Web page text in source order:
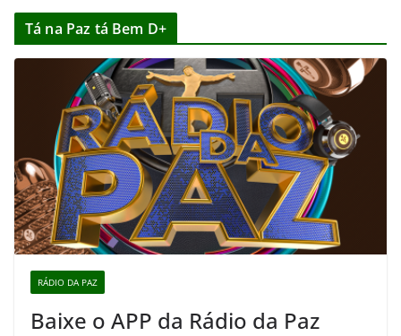
Tá na Paz tá Bem D+
RÁDIO DA PAZ
Baixe o APP da Rádio da Paz